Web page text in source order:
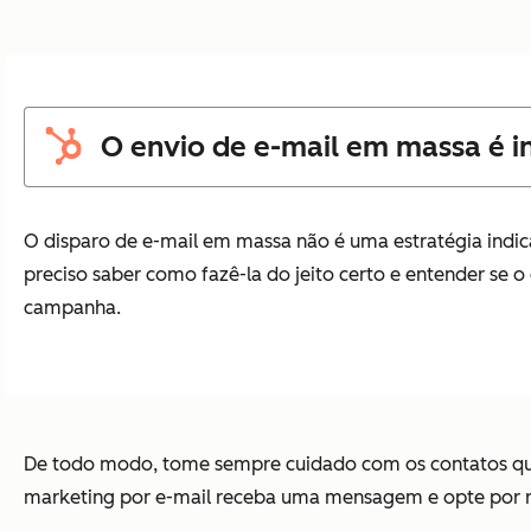
O envio de e-mail em massa é
O disparo de e-mail em massa não é uma estratégia
preciso saber como fazê-la do jeito certo e entender se
campanha.
De todo modo, tome sempre cuidado com os contatos
marketing por e-mail receba uma mensagem e opte